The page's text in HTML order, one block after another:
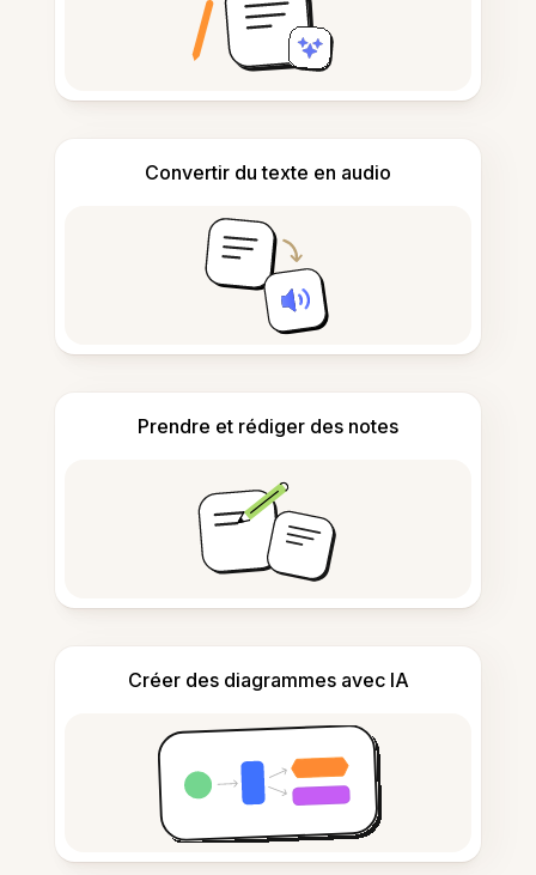
Convertir du texte en audio
Prendre et rédiger des notes
Créer des diagrammes avec IA